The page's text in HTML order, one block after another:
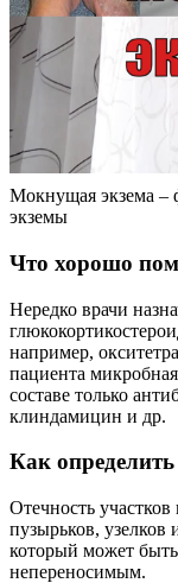
Мокнущая экзема –
экземы
Что хорошо
Нередко врачи
например,
пациента
составе только
клиндамицин и др.
Как
Отечность
пузырьков,
который может
непереносимым.